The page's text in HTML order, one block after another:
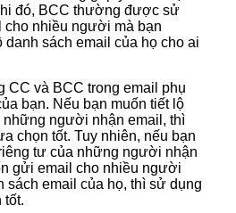
đó, BCC thường được sử
cho nhiều người mà bạn
danh sách email của họ cho ai
CC và BCC trong email phụ
bạn. Nếu bạn muốn tiết lộ
những người nhận email, thì
chọn tốt. Tuy nhiên, nếu bạn
tư của những người nhận
gửi email cho nhiều người
sách email của họ, thì sử dụng
tốt.